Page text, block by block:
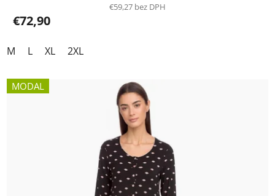
€59,27 bez DPH
€72,90
M L XL 2XL
MODAL